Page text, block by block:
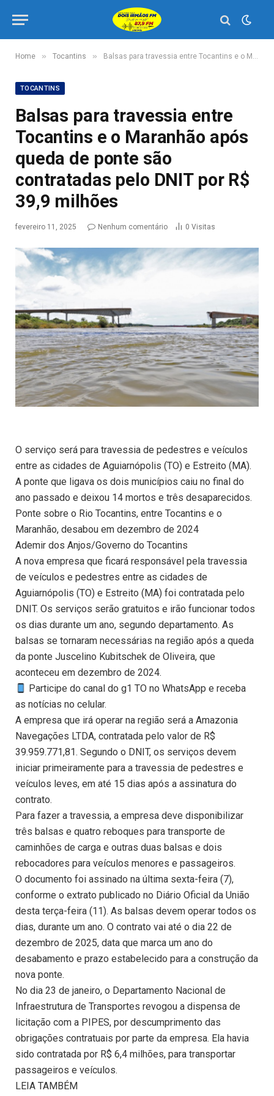
Home » Tocantins » Balsas para travessia entre Tocantins e o Maranhão após queda de ponte são contratadas pelo DNIT por R$ 39,9 milhões
TOCANTINS
Balsas para travessia entre
Tocantins e o Maranhão após
queda de ponte são
contratadas pelo DNIT por R$
39,9 milhões
fevereiro 11, 2025 Nenhum comentário 0 Visitas
O serviço será para travessia de pedestres e veículos
entre as cidades de Aguiarnópolis (TO) e Estreito (MA).
A ponte que ligava os dois municípios caiu no final do
ano passado e deixou 14 mortos e três desaparecidos.
Ponte sobre o Rio Tocantins, entre Tocantins e o
Maranhão, desabou em dezembro de 2024
Ademir dos Anjos/Governo do Tocantins
A nova empresa que ficará responsável pela travessia
de veículos e pedestres entre as cidades de
Aguiarnópolis (TO) e Estreito (MA) foi contratada pelo
DNIT. Os serviços serão gratuitos e irão funcionar todos
os dias durante um ano, segundo departamento. As
balsas se tornaram necessárias na região após a queda
da ponte Juscelino Kubitschek de Oliveira, que
aconteceu em dezembro de 2024.
Participe do canal do g1 TO no WhatsApp e receba
as notícias no celular.
A empresa que irá operar na região será a Amazonia
Navegações LTDA, contratada pelo valor de R$
39.959.771,81. Segundo o DNIT, os serviços devem
iniciar primeiramente para a travessia de pedestres e
veículos leves, em até 15 dias após a assinatura do
contrato.
Para fazer a travessia, a empresa deve disponibilizar
três balsas e quatro reboques para transporte de
caminhões de carga e outras duas balsas e dois
rebocadores para veículos menores e passageiros.
O documento foi assinado na última sexta-feira (7),
conforme o extrato publicado no Diário Oficial da União
desta terça-feira (11). As balsas devem operar todos os
dias, durante um ano. O contrato vai até o dia 22 de
dezembro de 2025, data que marca um ano do
desabamento e prazo estabelecido para a construção da
nova ponte.
No dia 23 de janeiro, o Departamento Nacional de
Infraestrutura de Transportes revogou a dispensa de
licitação com a PIPES, por descumprimento das
obrigações contratuais por parte da empresa. Ela havia
sido contratada por R$ 6,4 milhões, para transportar
passageiros e veículos.
LEIA TAMBÉM